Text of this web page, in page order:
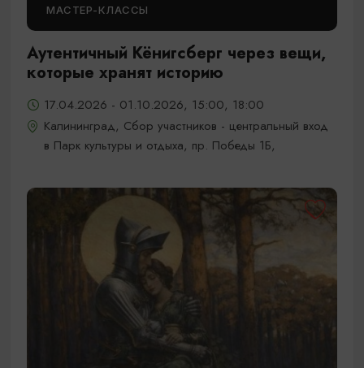
МАСТЕР-КЛАССЫ
Аутентичный Кёнигсберг через вещи,
которые хранят историю
17.04.2026 - 01.10.2026, 15:00, 18:00
Калининград, Сбор участников - центральный вход
в Парк культуры и отдыха, пр. Победы 1Б,